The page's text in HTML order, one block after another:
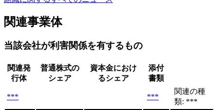
関連事業体
当該会社が利害関係を有するもの
関連発
行体
普通株式の
シェア
資本金におけ
るシェア
添付
書類
*** ***
関連の種
類: ***